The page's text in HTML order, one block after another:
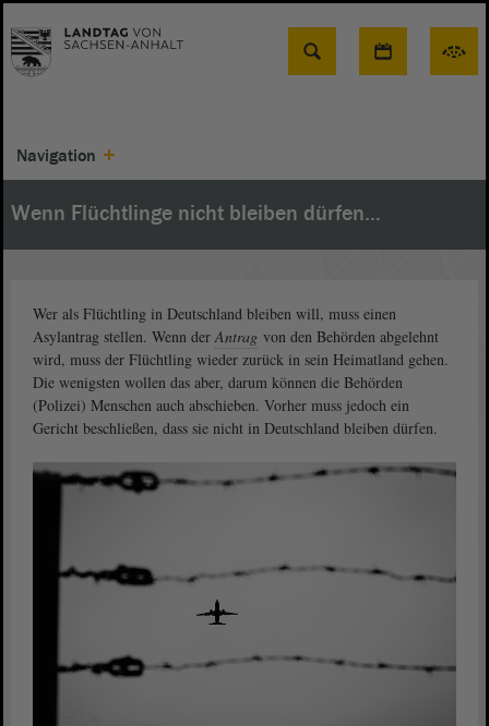
Suche
Navigation
Wenn Flüchtlinge nicht bleiben dürfen…
Wer als Flüchtling in Deutschland bleiben will, muss einen
Asylantrag stellen. Wenn derAntrag von den Behörden abgelehnt
wird, muss der Flüchtling wieder zurück in sein Heimatland gehen.
Die wenigsten wollen das aber, darum können die Behörden
(Polizei) Menschen auch abschieben. Vorher muss jedoch ein
Gericht beschließen, dass sie nicht in Deutschland bleiben dürfen.